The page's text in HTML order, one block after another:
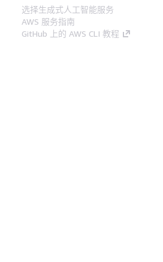
选择生成式人工智能服务
AWS 服务指南
GitHub 上的 AWS CLI 教程